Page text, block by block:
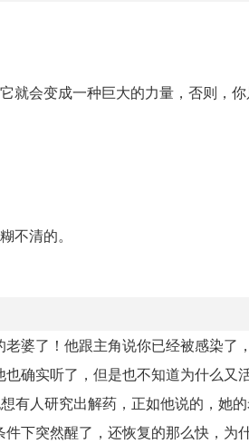
就会变成一种巨大的力量，否则，
不清的。
婆了！他跟主角说你已经被感染了
确实听了，但是也不知道为什么又
有人研究出解药，正如他说的，她
下突然醒了，还恢复的那么快，为